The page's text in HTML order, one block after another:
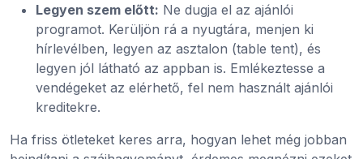
Legyen szem előtt: Ne dugja el az ajánlói
programot. Kerüljön rá a nyugtára, menjen ki
hírlevélben, legyen az asztalon (table tent), és
legyen jól látható az appban is. Emlékeztesse a
vendégeket az elérhető, fel nem használt ajánlói
kreditekre.
Ha friss ötleteket keres arra, hogyan lehet még jobban